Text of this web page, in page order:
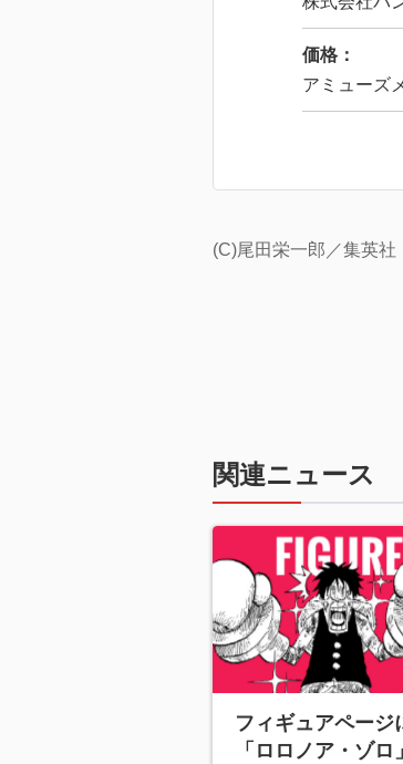
価格：
アミューズ
(C)尾田栄一郎／集英
関連ニュース
フィギュアページ
「ロロノア・ゾロ」